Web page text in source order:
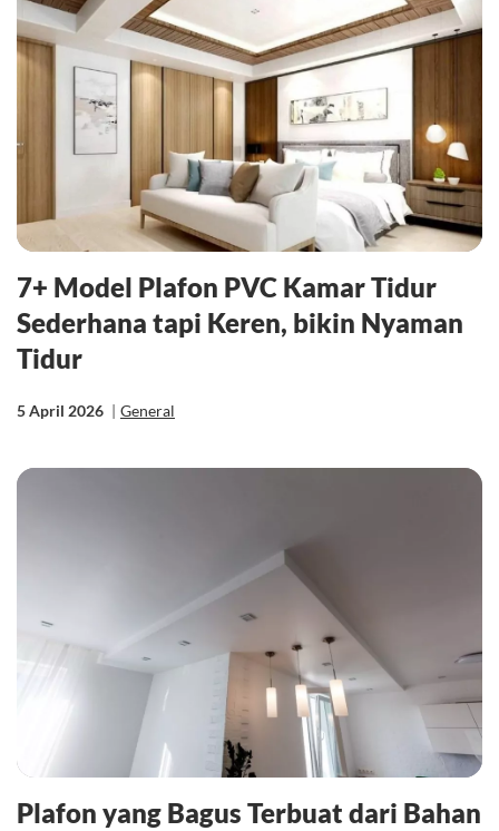
7+ Model Plafon PVC Kamar Tidur
Sederhana tapi Keren, bikin Nyaman
Tidur
5 April 2026 | General
Plafon yang Bagus Terbuat dari Bahan